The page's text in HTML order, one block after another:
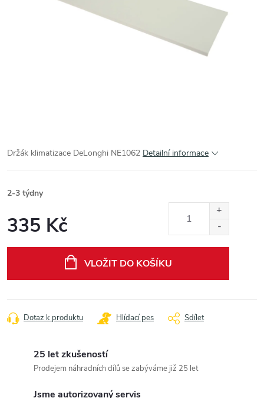
Držák klimatizace DeLonghi NE1062 Detailní informace
2-3 týdny
335 Kč
VLOŽIT DO KOŠÍKU
Dotaz k produktu Hlídací pes Sdílet
25 let zkušeností
Prodejem náhradních dílů se zabýváme již 25 let
Jsme autorizovaný servis